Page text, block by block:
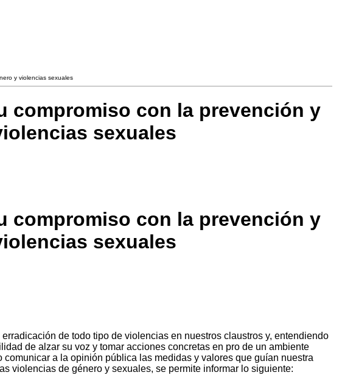
y violencias sexuales
compromiso con la prevención y
sexuales
compromiso con la prevención y
sexuales
de todo tipo de violencias en nuestros claustros y, entendiendo
de alzar su voz y tomar acciones concretas en pro de un ambiente
a la opinión pública las medidas y valores que guían nuestra
violencias de género y sexuales, se permite informar lo siguiente: